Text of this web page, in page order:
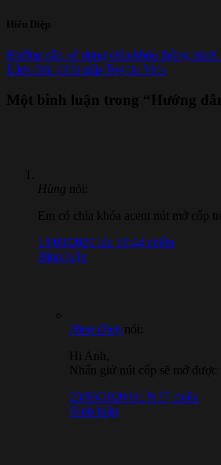
Hiếu Diệp
Hướng dẫn sử dụng chìa khóa thông minh
Làm chìa khóa gập Toyota Vios
Một bình luận trong “Hướng
Hùng
nói:
Em có chìa khóa acent nút mở cốp
18/03/2020 lúc 10:44 chiều
Bình luận
Hieu Diep
nói:
Hi Anh,
Nhấn giử nút cốp sẽ mở được
23/03/2020 lúc 9:37 chiều
Bình luận